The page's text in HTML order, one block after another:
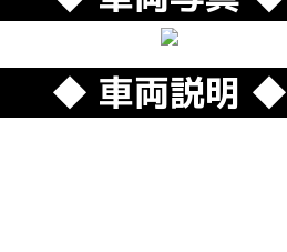
◆ 車両説明 ◆